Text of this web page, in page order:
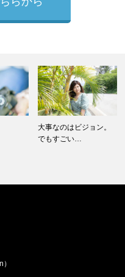
ン。
宝くじは買わない